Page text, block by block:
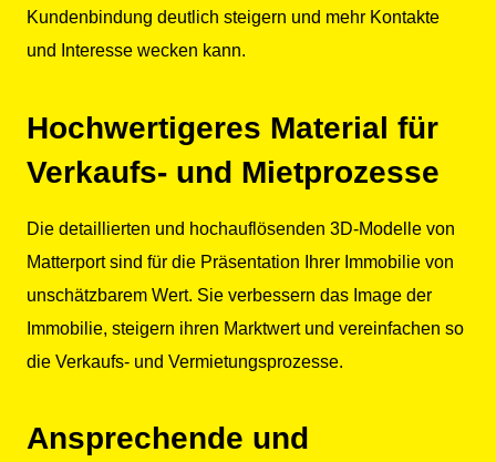
Kundenbindung deutlich steigern und mehr Kontakte
und Interesse wecken kann.
Hochwertigeres Material für
Verkaufs- und Mietprozesse
Die detaillierten und hochauflösenden 3D-Modelle von
Matterport sind für die Präsentation Ihrer Immobilie von
unschätzbarem Wert. Sie verbessern das Image der
Immobilie, steigern ihren Marktwert und vereinfachen so
die Verkaufs- und Vermietungsprozesse.
Ansprechende und